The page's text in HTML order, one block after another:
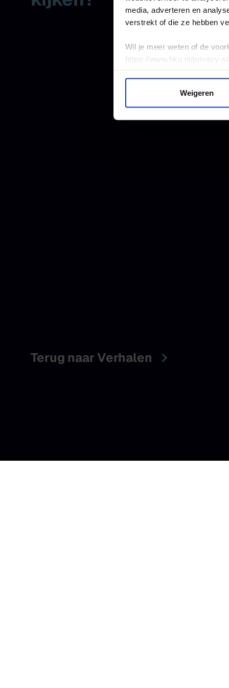
media, adverteren en
verstrekt of die ze hebben
Wil je meer weten of de
https://www.hku.nl/privacy-
Weigeren
Terug naar Verhalen